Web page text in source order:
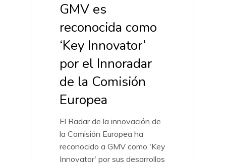
GMV es
reconocida como
‘Key Innovator’
por el Innoradar
de la Comisión
Europea
El Radar de la innovación de
la Comisión Europea ha
reconocido a GMV como 'Key
Innovator' por sus desarrollos